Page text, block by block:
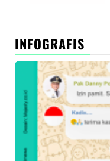
INFOGRAFIS